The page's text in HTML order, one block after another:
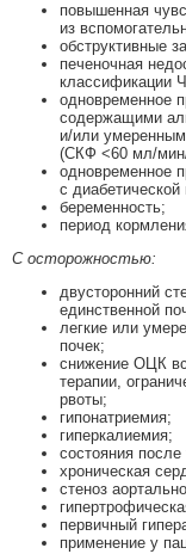
повышенная
из
обструктивные
печеночная
классификации
одновременное
содержащими
и/или
(СКФ <60 мл/
одновременное
с
беременность;
период
С осторожностью:
двусторонний
единственной
легкие или
почек;
снижение ОЦК
терапии,
рвоты;
гипонатриемия;
гиперкалиемия;
состояния после
хроническая
стеноз
первичный
применение у